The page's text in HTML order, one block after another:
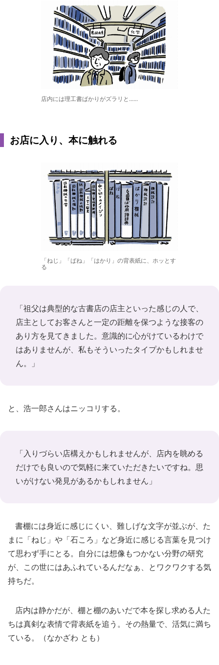
店内には理工書ばかりがズラリと......
お店に入り、本に触れる
「ねじ」「ばね」「はかり」の背表紙に、ホッとす
る
「祖父は典型的な古書店の店主といった感じの人で、
店主としてお客さんと一定の距離を保つような接客の
あり方を見てきました。意識的に心がけているわけで
はありませんが、私もそういったタイプかもしれませ
ん。」
と、浩一郎さんはニッコリする。
「入りづらい店構えかもしれませんが、店内を眺める
だけでも良いので気軽に来ていただきたいですね。思
いがけない発見があるかもしれません」
書棚には身近に感じにくい、難しげな文字が並ぶが、た
まに「ねじ」や「石ころ」など身近に感じる言葉を見つけ
て思わず手にとる。自分には想像もつかない分野の研究
が、この世にはあふれているんだなぁ、とワクワクする気
持ちだ。
店内は静かだが、棚と棚のあいだで本を探し求める人た
ちは真剣な表情で背表紙を追う。その熱量で、活気に満ち
ている。（なかざわ とも）